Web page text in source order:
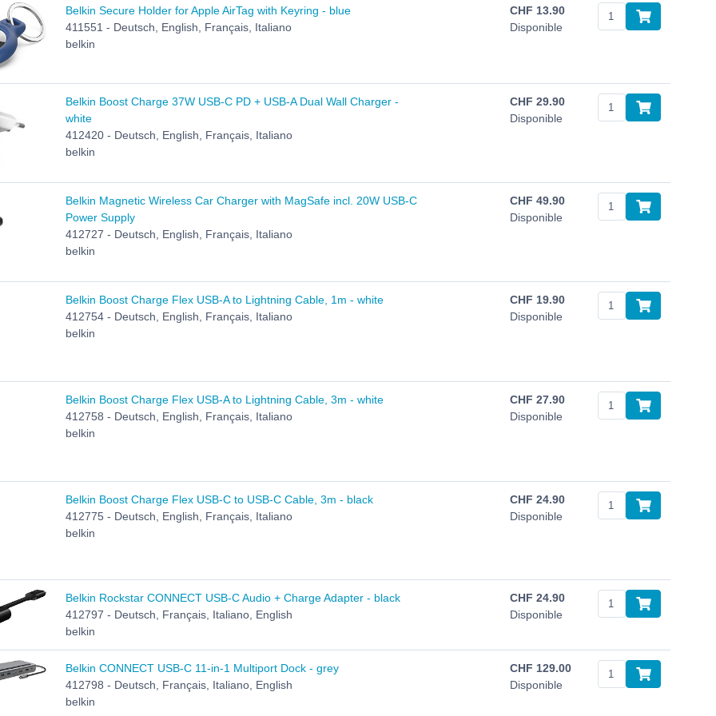
Belkin Secure Holder for Apple AirTag with Keyring - blue
411551 - Deutsch, English, Français, Italiano
belkin
CHF 13.90
Disponible
Belkin Boost Charge 37W USB-C PD + USB-A Dual Wall Charger -
white
412420 - Deutsch, English, Français, Italiano
belkin
CHF 29.90
Disponible
Belkin Magnetic Wireless Car Charger with MagSafe incl. 20W USB-C
Power Supply
412727 - Deutsch, English, Français, Italiano
belkin
CHF 49.90
Disponible
Belkin Boost Charge Flex USB-A to Lightning Cable, 1m - white
412754 - Deutsch, English, Français, Italiano
belkin
CHF 19.90
Disponible
Belkin Boost Charge Flex USB-A to Lightning Cable, 3m - white
412758 - Deutsch, English, Français, Italiano
belkin
CHF 27.90
Disponible
Belkin Boost Charge Flex USB-C to USB-C Cable, 3m - black
412775 - Deutsch, English, Français, Italiano
belkin
CHF 24.90
Disponible
Belkin Rockstar CONNECT USB-C Audio + Charge Adapter - black
412797 - Deutsch, Français, Italiano, English
belkin
CHF 24.90
Disponible
Belkin CONNECT USB-C 11-in-1 Multiport Dock - grey
412798 - Deutsch, Français, Italiano, English
belkin
CHF 129.00
Disponible